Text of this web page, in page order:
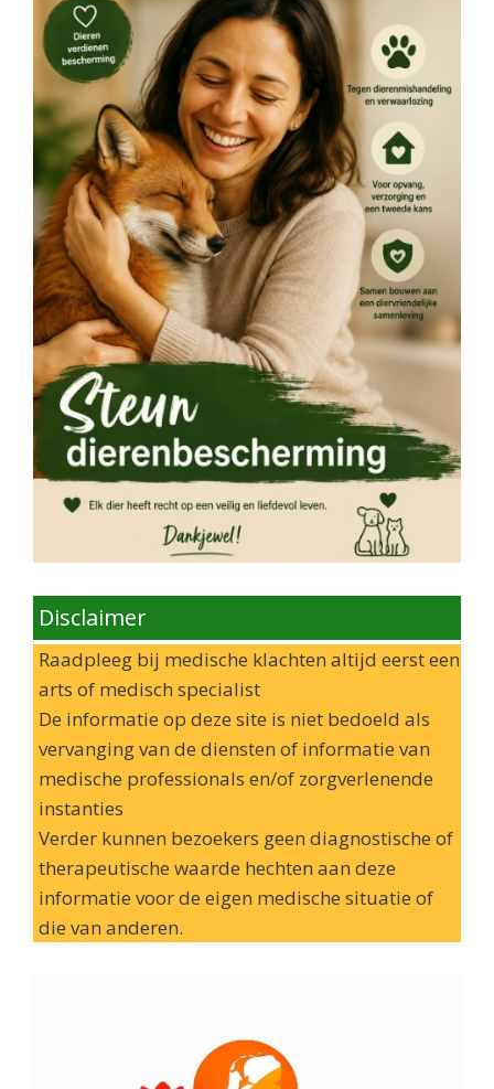
Disclaimer
Raadpleeg bij medische klachten altijd eerst een
arts of medisch specialist
De informatie op deze site is niet bedoeld als
vervanging van de diensten of informatie van
medische professionals en/of zorgverlenende
instanties
Verder kunnen bezoekers geen diagnostische of
therapeutische waarde hechten aan deze
informatie voor de eigen medische situatie of
die van anderen.